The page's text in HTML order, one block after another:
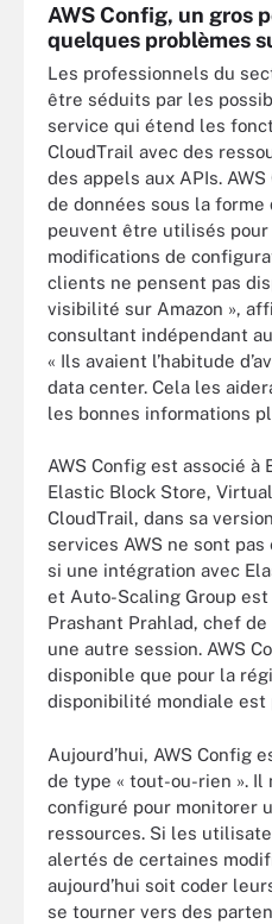
AWS Config, un gros
quelques problèmes
Les professionnels du
être séduits par les
service qui étend les
CloudTrail avec des
des appels aux APIs.
de données sous la forme
peuvent être utilisés
modifications de
clients ne pensent pas
visibilité sur Amazon »,
consultant indépendant
« Ils avaient l’habitude
data center. Cela les
les bonnes informations
AWS Config est associé à
Elastic Block Store,
CloudTrail, dans sa
services AWS ne sont
si une intégration avec
et Auto-Scaling Group
Prashant Prahlad, chef
une autre session. AWS
disponible que pour la
disponibilité mondiale est
Aujourd’hui, AWS Config
de type « tout-ou-rien ».
configuré pour monitorer
ressources. Si les
alertés de certaines
aujourd’hui soit coder
se tourner vers des